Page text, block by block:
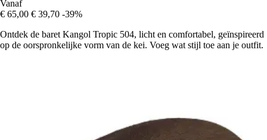
Vanaf
€ 65,00 € 39,70 -39%
Ontdek de baret Kangol Tropic 504, licht en comfortabel, geïnspireerd
op de oorspronkelijke vorm van de kei. Voeg wat stijl toe aan je outfit.